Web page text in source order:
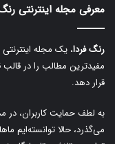
n
a
t
i
e
:
معرفی مجله اینترنتی
رنگ فردا، یک مجله
مفیدترین مطالب را در قالب
قرار دهد.
به لطف حمایت کاربران، در